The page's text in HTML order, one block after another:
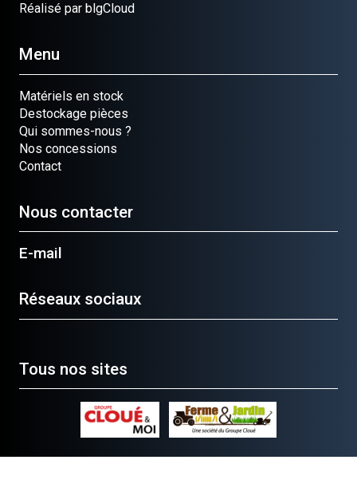
Réalisé par blgCloud
Menu
Matériels en stock
Destockage pièces
Qui sommes-nous ?
Nos concessions
Contact
Nous contacter
E-mail
Réseaux sociaux
Tous nos sites